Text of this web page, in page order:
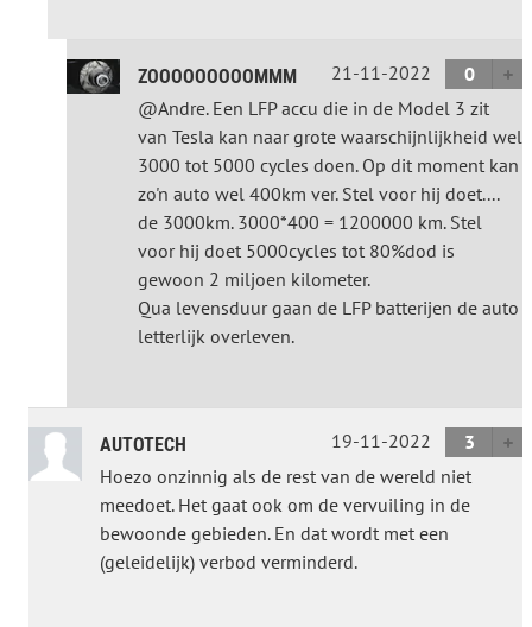
ZOOOOOOOOOMMM 21-11-2022
0
@Andre. Een LFP accu die in de Model 3 zit
van Tesla kan naar grote waarschijnlijkheid wel
3000 tot 5000 cycles doen. Op dit moment kan
zo'n auto wel 400km ver. Stel voor hij doet....
de 3000km. 3000*400 = 1200000 km. Stel
voor hij doet 5000cycles tot 80%dod is
gewoon 2 miljoen kilometer.
Qua levensduur gaan de LFP batterijen de auto
letterlijk overleven.
AUTOTECH 19-11-2022
3
Hoezo onzinnig als de rest van de wereld niet
meedoet. Het gaat ook om de vervuiling in de
bewoonde gebieden. En dat wordt met een
(geleidelijk) verbod verminderd.